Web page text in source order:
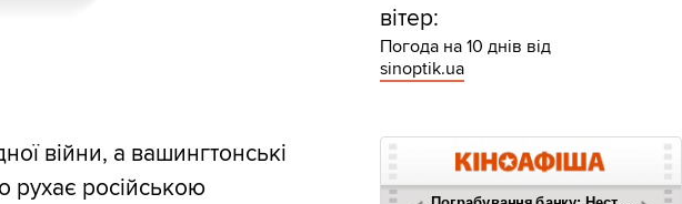
війни, а вашингтонські
рухає російською
вітер:
Погода на 10 днів від
sinoptik.ua